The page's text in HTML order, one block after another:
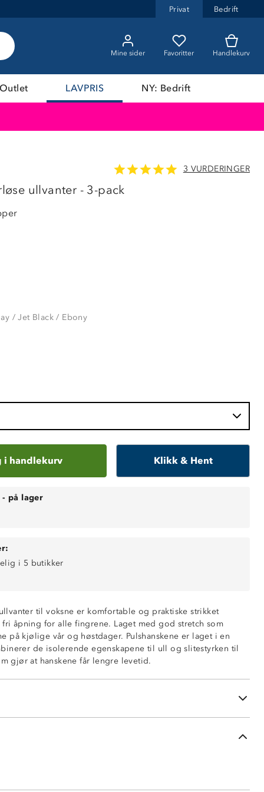
Privat Bedrift
Mine sider Favoritter Handlekurv
LAVPRIS NY: Bedrift
3 VURDERINGER
ullvanter - 3-pack
/ Jet Black / Ebony
i handlekurv Klikk & Hent
- på lager
i 5 butikker
til voksne er komfortable og praktiske strikket
fri åpning for alle fingrene. Laget med god stretch som
på kjølige vår og høstdager. Pulshanskene er laget i en
de isolerende egenskapene til ull og slitestyrken til
gjør at hanskene får lengre levetid.